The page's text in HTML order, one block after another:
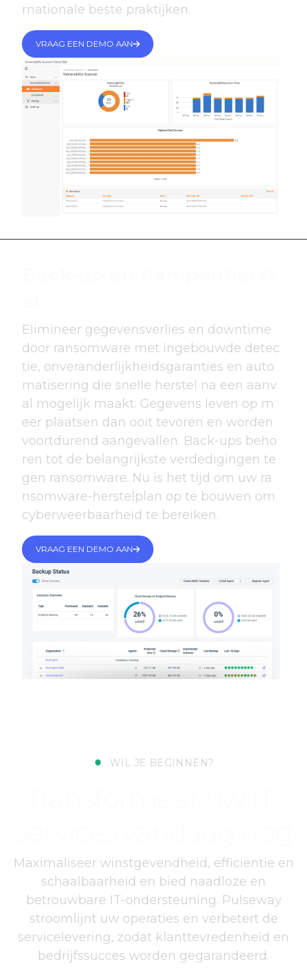
rnationale beste praktijken.
VRAAG EEN DEMO AAN
Elimineer gegevensverlies en downtime
door ransomware met ingebouwde detec
tie, onveranderlijkheidsgaranties en auto
matisering die snelle herstel na een aanv
al mogelijk maakt. Gegevens leven op m
eer plaatsen dan ooit tevoren en worden
voortdurend aangevallen. Back-ups beho
ren tot de belangrijkste verdedigingen te
gen ransomware. Nu is het tijd om uw ra
nsomware-herstelplan op te bouwen om
cyberweerbaarheid te bereiken.
VRAAG EEN DEMO AAN
• WIL JE BEGINNEN?
Maximaliseer winstgevendheid, efficiëntie en
schaalbaarheid en bied naadloze en
betrouwbare IT-ondersteuning. Pulseway
stroomlijnt uw operaties en verbetert de
servicelevering, zodat klanttevredenheid en
bedrijfssucces worden gegarandeerd.